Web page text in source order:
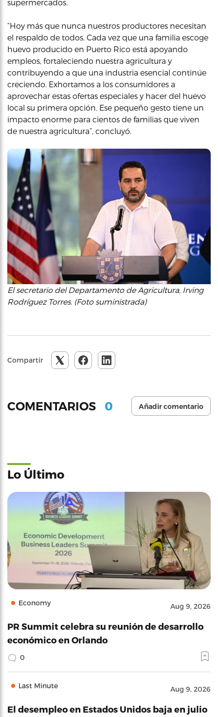
supermercados.
“Hoy más que nunca nuestros productores necesitan
el respaldo de todos. Cada vez que una familia escoge
huevo producido en Puerto Rico está apoyando
empleos, fortaleciendo nuestra agricultura y
contribuyendo a que una industria esencial continúe
creciendo. Exhortamos a los consumidores a
aprovechar estas ofertas especiales y hacer del huevo
local su primera opción. Ese pequeño gesto tiene un
impacto enorme para cientos de familias que viven
de nuestra agricultura”, concluyó.
El secretario del Departamento de Agricultura, Irving
Rodríguez Torres. (Foto suministrada)
Compartir
COMENTARIOS 0 Añadir comentario
Lo Último
Economy Aug 9, 2026
PR Summit celebra su reunión de desarrollo
económico en Orlando
0
Last Minute Aug 9, 2026
El desempleo en Estados Unidos baja en julio